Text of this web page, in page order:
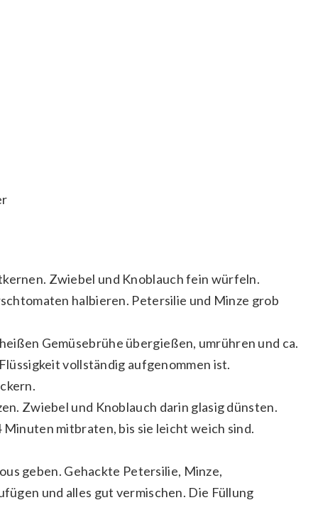
Zwiebel und Knoblauch fein würfeln.
halbieren. Petersilie und Minze grob
Gemüsebrühe übergießen, umrühren und ca.
vollständig aufgenommen ist.
Zwiebel und Knoblauch darin glasig dünsten.
mitbraten, bis sie leicht weich sind.
geben. Gehackte Petersilie, Minze,
und alles gut vermischen. Die Füllung